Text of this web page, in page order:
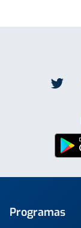
Programas